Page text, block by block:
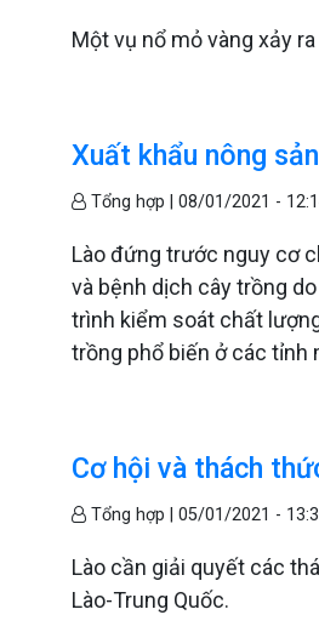
Một vụ nổ mỏ vàng xảy
Xuất khẩu nông
Tổng hợp |08/01/2021 -
Lào đứng trước nguy cơ
và bệnh dịch cây trồng
trình kiểm soát chất
trồng phổ biến ở các tỉnh
Cơ hội và thách
Tổng hợp |05/01/2021 -
Lào cần giải quyết các
Lào-Trung Quốc.